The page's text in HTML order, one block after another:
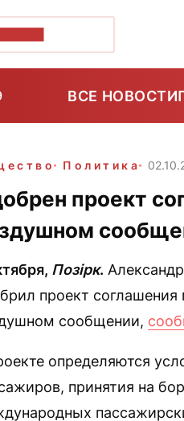
ВСЕ НОВОСТИ
Политика
проект
Позірк.
проект
сообщении,
определяются
принятия на